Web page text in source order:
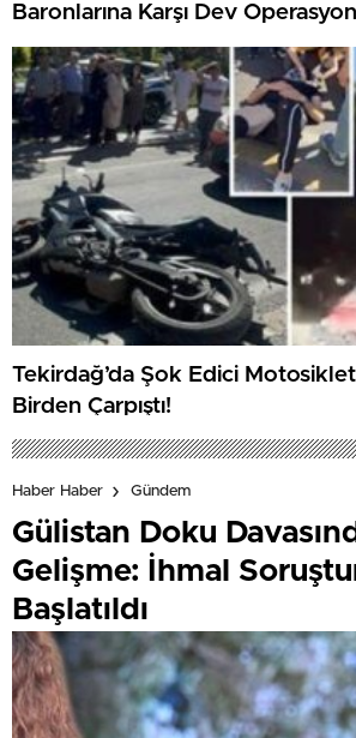
Baronlarına Karşı Dev Operasyon
Tekirdağ’da Şok Edici Motosiklet
Birden Çarpıştı!
Haber Haber Gündem
Gülistan Doku
Gelişme: İhmal
Başlatıldı